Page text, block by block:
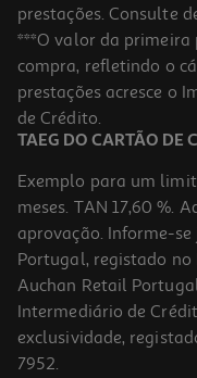
prestações. Consulte
***O valor da primeira
compra, refletindo o
prestações acresce o
de Crédito.
TAEG DO CARTÃO DE
Exemplo para um
meses. TAN 17,60 %.
aprovação. Informe-
Portugal, registado no
Auchan Retail
Intermediário de
exclusividade,
7952.